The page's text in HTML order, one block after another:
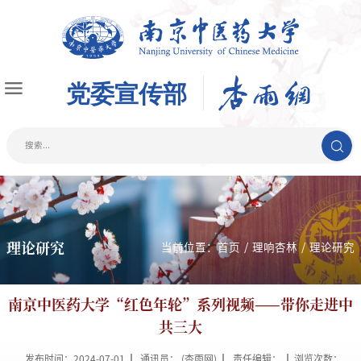
当前位置：首页 / 理响杏林 / 理论研究
理论研究
南京中医药大学“红色年轮”系列视频——带你走进中
共三大
发布时间：2024-07-01 通讯员： (杏雨网) 责任编辑： 浏览次数：